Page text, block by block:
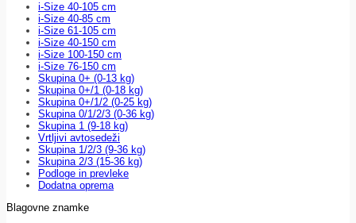
i-Size 40-105 cm
i-Size 40-85 cm
i-Size 61-105 cm
i-Size 40-150 cm
i-Size 100-150 cm
i-Size 76-150 cm
Skupina 0+ (0-13 kg)
Skupina 0+/1 (0-18 kg)
Skupina 0+/1/2 (0-25 kg)
Skupina 0/1/2/3 (0-36 kg)
Skupina 1 (9-18 kg)
Vrtljivi avtosedeži
Skupina 1/2/3 (9-36 kg)
Skupina 2/3 (15-36 kg)
Podloge in prevleke
Dodatna oprema
Blagovne znamke